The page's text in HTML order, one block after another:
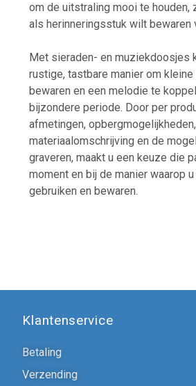
om de uitstraling mooi te houden,
als herinneringsstuk wilt bewaren
Met sieraden- en muziekdoosjes
rustige, tastbare manier om kleine
bewaren en een melodie te
bijzondere periode. Door per
afmetingen, opbergmogelijkheden,
materiaalomschrijving en de
graveren, maakt u een keuze die
moment en bij de manier waarop
gebruiken en bewaren.
Klantenservice
Betaling
Verzending